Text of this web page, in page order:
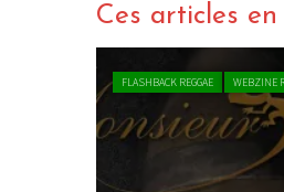
Ces articles
FLASHBACK REGGAE WEBZINE